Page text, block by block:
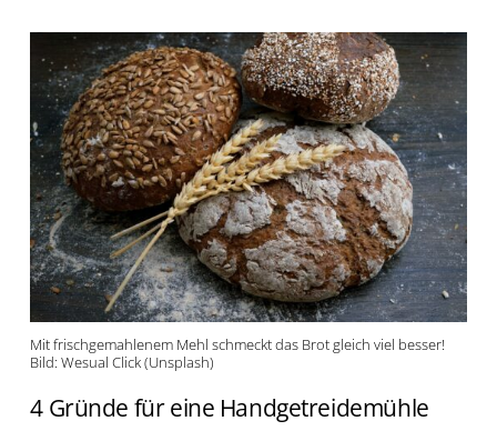
Mit frischgemahlenem Mehl schmeckt das Brot gleich viel besser!
Bild: Wesual Click (Unsplash)
4 Gründe für eine Handgetreidemühle